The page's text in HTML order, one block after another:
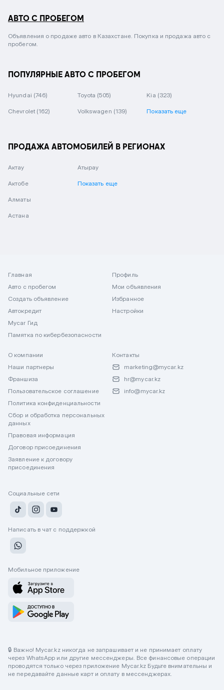
АВТО С ПРОБЕГОМ
Объявления о продаже авто в Казахстане. Покупка и продажа авто с
пробегом.
ПОПУЛЯРНЫЕ АВТО С ПРОБЕГОМ
Hyundai (746) Toyota (505) Kia (323)
Chevrolet (162) Volkswagen (139) Показать еще
ПРОДАЖА АВТОМОБИЛЕЙ В РЕГИОНАХ
Актау
Актобе
Алматы
Астана
Атырау
Показать еще
Главная
Авто с пробегом
Создать объявление
Автокредит
Mycar Гид
Памятка по кибербезопасности
Профиль
Мои объявления
Избранное
Настройки
О компании
Наши партнеры
Франшиза
Пользовательское соглашение
Политика конфиденциальности
Сбор и обработка персональных
данных
Правовая информация
Договор присоединения
Заявление к договору
присоединения
Контакты
marketing@mycar.kz
hr@mycar.kz
info@mycar.kz
Социальные сети
Написать в чат с поддержкой
Мобильное приложение
🔒 Важно! Mycar.kz никогда не запрашивает и не принимает оплату
через WhatsApp или другие мессенджеры. Все финансовые операции
проводятся только через приложение Mycar.kz Будьте внимательны и
не передавайте данные карт и оплату в мессенджерах.